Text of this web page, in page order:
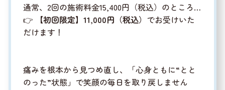
通常、2回の施術料金15,400円（税込）のところ…
👉
【初回限定】11,000円（税込） でお受けいた
だけます！
痛みを根本から見つめ直し、「心身ともに“とと
のった”状態」で笑顔の毎日を取り戻しません